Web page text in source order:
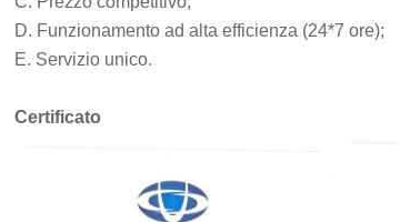
D. Funzionamento ad alta efficienza (24*7 ore);
E. Servizio unico.
Certificato